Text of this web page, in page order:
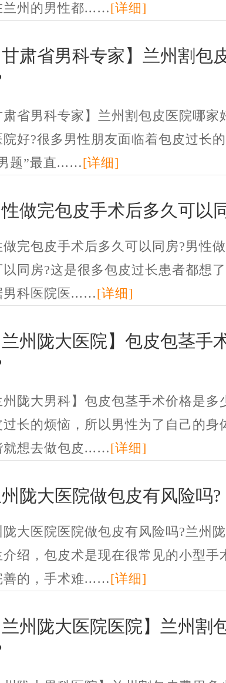
兰州的男性都...…[详细]
甘肃省男科专家】兰州割包
肃省男科专家】兰州割包皮医院哪家
院好?很多男性朋友面临着包皮过长
题”最直...…[详细]
做完包皮手术后多久可以
做完包皮手术后多久可以同房?男性
以同房?这是很多包皮过长患者都想
男科医院医...…[详细]
兰州陇大医院】包皮包茎手
州陇大男科】包皮包茎手术价格是多
过长的烦恼，所以男性为了自己的身
就想去做包皮...…[详细]
陇大医院做包皮有风险吗?
陇大医院医院做包皮有风险吗?兰州
介绍，包皮术是现在很常见的小型手
善的，手术难...…[详细]
兰州陇大医院医院】兰州割